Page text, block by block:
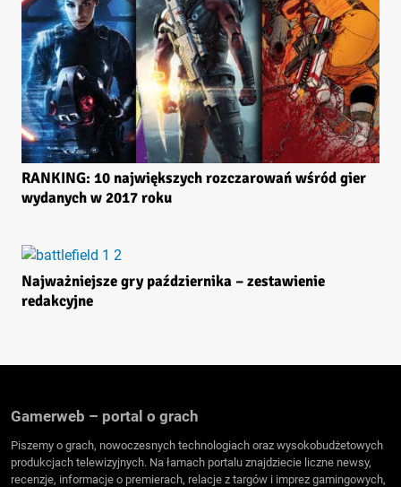
RANKING: 10 największych rozczarowań wśród gier
wydanych w 2017 roku
Najważniejsze gry października – zestawienie
redakcyjne
Gamerweb – portal o grach
Piszemy o grach, nowoczesnych technologiach oraz wysokobudżetowych
produkcjach telewizyjnych. Na łamach portalu znajdziecie liczne newsy,
recenzje, informacje o premierach, relacje z targów i imprez gamingowych,